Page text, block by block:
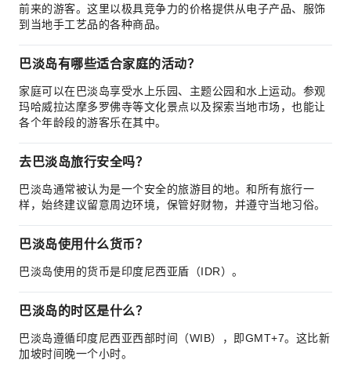
前来的游客。这里以极具竞争力的价格提供从电子产品、服饰
到当地手工艺品的各种商品。
巴淡岛有哪些适合家庭的活动？
家庭可以在巴淡岛享受水上乐园、主题公园和水上运动。参观
玛哈威拉达摩多罗佛寺等文化景点以及探索当地市场，也能让
各个年龄段的游客乐在其中。
去巴淡岛旅行安全吗？
巴淡岛通常被认为是一个安全的旅游目的地。和所有旅行一
样，始终建议留意周边环境，保管好财物，并遵守当地习俗。
巴淡岛使用什么货币？
巴淡岛使用的货币是印度尼西亚盾（IDR）。
巴淡岛的时区是什么？
巴淡岛遵循印度尼西亚西部时间（WIB），即GMT+7。这比新
加坡时间晚一个小时。